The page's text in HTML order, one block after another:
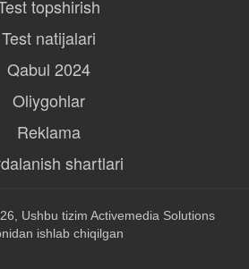
topshirish
Test natijalari
Qabul 2024
Oliygohlar
Reklama
shartlari
Ushbu tizim Activemedia Solutions
ishlab chiqilgan